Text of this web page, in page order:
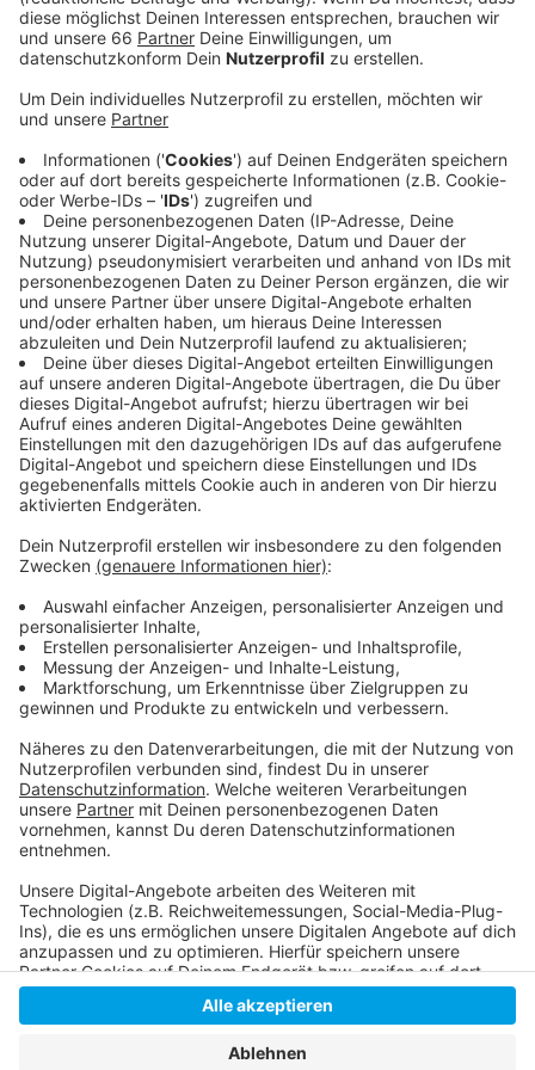
Veröffentlicht:Donnerstag, 24.10.2024 11:33
Anzeige
Das hat die Autobahn GmbH mitgeteilt. Ursprünglich
sollte die Sperrung an diesem Samstag aufgehoben
werden. Jetzt wird der Teilabschnitt erst am Montag,
den 4. November wieder geöffnet (4. November, 17
Uhr). Grund dafür ist, dass weitere
sanierungsbedürftige Schäden aufgetreten sind. Eine
Umleitung ist ausgeschildert.
Anzeige
Weitere Infos und Links zum Thema:
Anzeige
Die Meldung der Autobahn GmbH
Der AD-Verkehrsservice
Weitere Infos aus Düsseldorf
Anzeige
Anzeige